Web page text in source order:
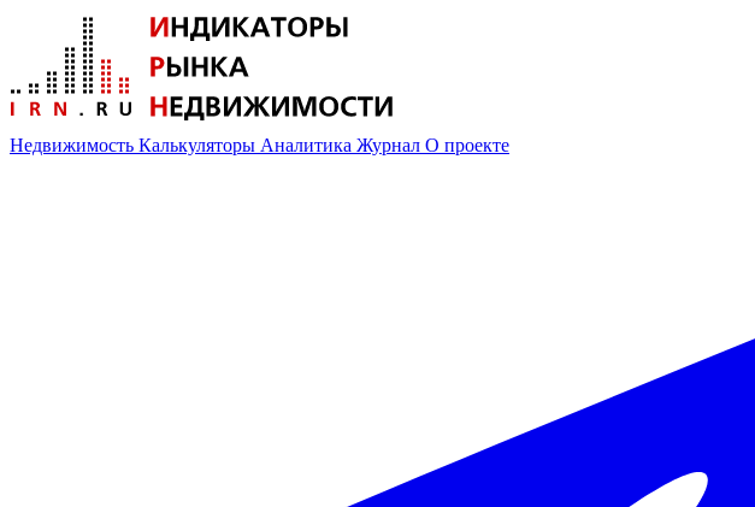
Недвижимость Калькуляторы Аналитика Журнал О проекте